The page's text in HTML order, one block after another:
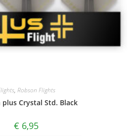
, Robson Flights
plus Crystal Std. Black
€ 6,95